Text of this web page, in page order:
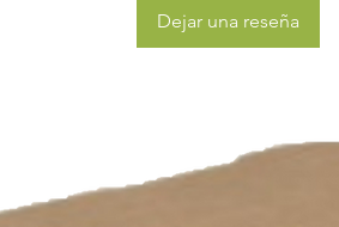
Dejar una reseña